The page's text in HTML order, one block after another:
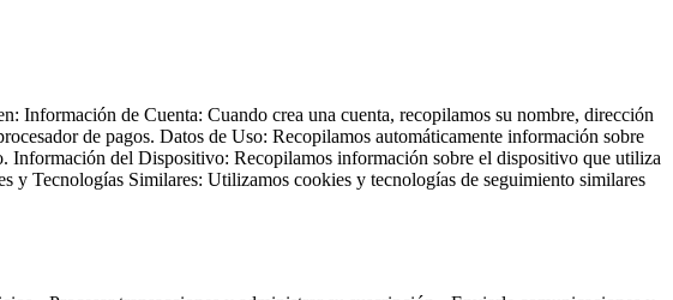
Información de Cuenta: Cuando crea una cuenta, recopilamos su nombre, dirección
de pagos. Datos de Uso: Recopilamos automáticamente información sobre
Información del Dispositivo: Recopilamos información sobre el dispositivo que utiliza
y Tecnologías Similares: Utilizamos cookies y tecnologías de seguimiento similares